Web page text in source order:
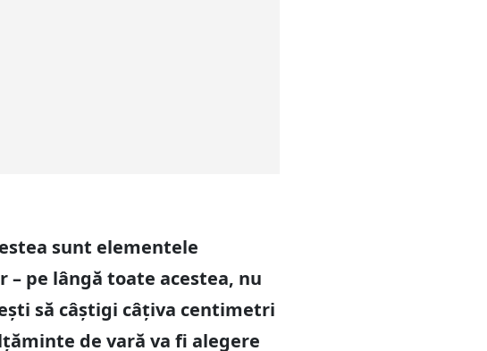
sunt elementele
pe lângă toate acestea, nu
să câștigi câțiva centimetri
de vară va fi alegere